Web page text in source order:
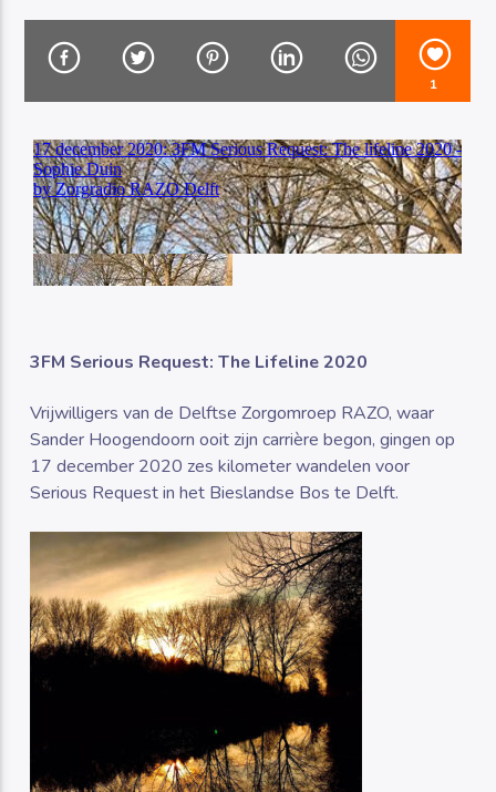
Luister RAZO online
1
3FM Serious Request: The Lifeline 2020
Vrijwilligers van de Delftse Zorgomroep RAZO, waar
Sander Hoogendoorn ooit zijn carrière begon, gingen op
17 december 2020 zes kilometer wandelen voor
Serious Request in het Bieslandse Bos te Delft.